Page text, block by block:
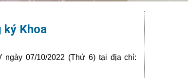
ký Khoa
07/10/2022 (Thứ 6) tại địa chỉ: